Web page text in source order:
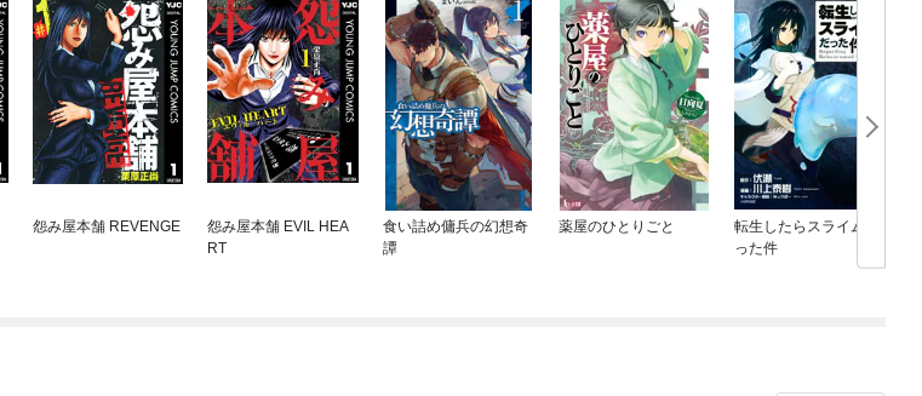
怨み屋本舗 REVENGE
怨み屋本舗 EVIL HEA
RT
食い詰め傭兵の幻想奇
譚
薬屋のひとりごと
転生したらスライムだ
った件